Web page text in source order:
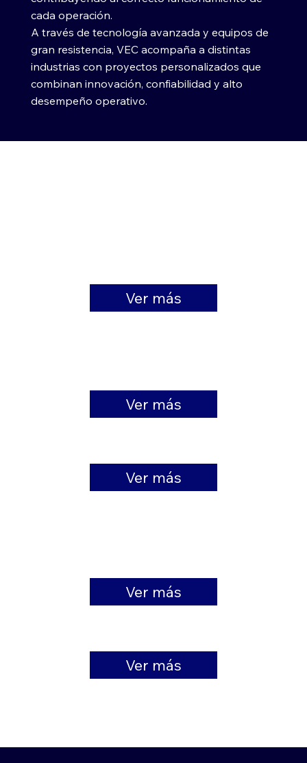
cada operación.
A través de tecnología avanzada y equipos de
gran resistencia, VEC acompaña a distintas
industrias con proyectos personalizados que
combinan innovación, confiabilidad y alto
desempeño operativo.
Ver más
Ver más
Ver más
Ver más
Ver más